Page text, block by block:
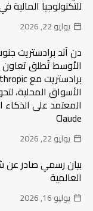
للتكنولوجيا المالية
يوليو 22, 2026
دن آند برادستريت
الأوسط تُطلق تعاون
الأسواق المحلية،
المعتمد على الذكاء
Claude
يوليو 22, 2026
بيان رسمي صادر عن
العالمية
يوليو 16, 2026